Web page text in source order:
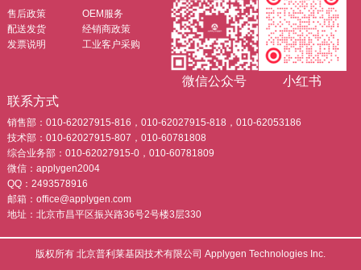
售后政策
配送发货
发票说明
OEM服务
经销商政策
工业客户采购
微信公众号
小红书
联系方式
销售部：010-62027915-816，010-62027915-818，010-62053186
技术部：010-62027915-807，010-60781808
综合业务部：010-62027915-0，010-60781809
微信：applygen2004
QQ：2493578916
邮箱：office@applygen.com
地址：北京市昌平区振兴路36号2号楼3层330
版权所有 北京普利莱基因技术有限公司 Applygen Technologies Inc.